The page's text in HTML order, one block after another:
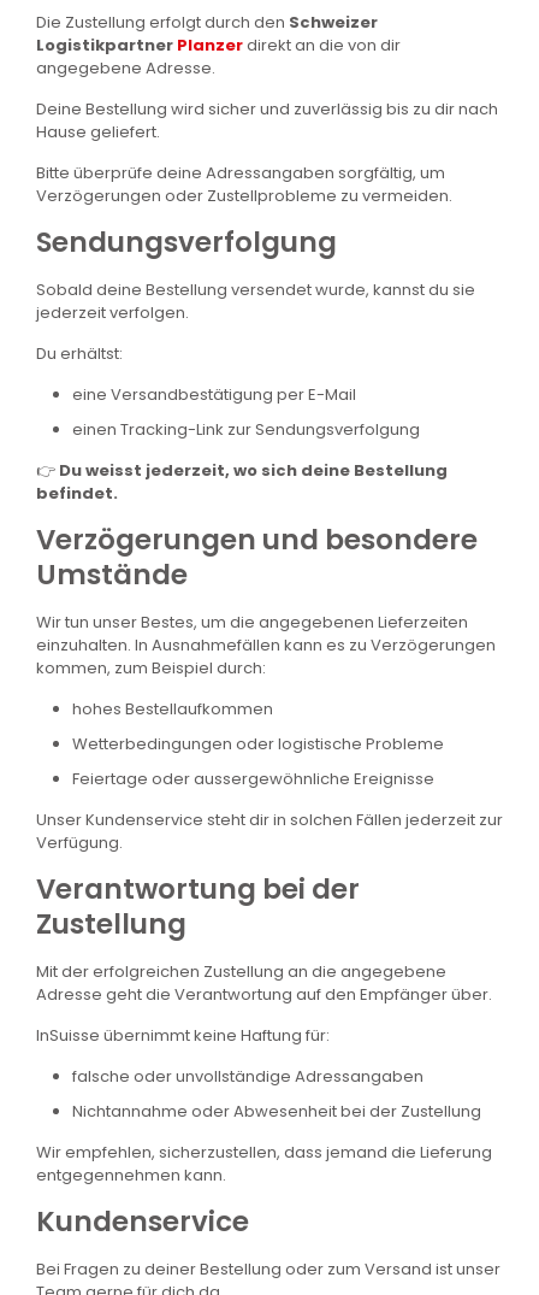
Die Zustellung erfolgt durch den Schweizer
Logistikpartner Planzerdirekt an die von dir
angegebene Adresse.
Deine Bestellung wird sicher und zuverlässig bis zu dir nach
Hause geliefert.
Bitte überprüfe deine Adressangaben sorgfältig, um
Verzögerungen oder Zustellprobleme zu vermeiden.
Sendungsverfolgung
Sobald deine Bestellung versendet wurde, kannst du sie
jederzeit verfolgen.
Du erhältst:
eine Versandbestätigung per E-Mail
einen Tracking-Link zur Sendungsverfolgung
👉 Du weisst jederzeit, wo sich deine Bestellung
befindet.
Verzögerungen und besondere
Umstände
Wir tun unser Bestes, um die angegebenen Lieferzeiten
einzuhalten. In Ausnahmefällen kann es zu Verzögerungen
kommen, zum Beispiel durch:
hohes Bestellaufkommen
Wetterbedingungen oder logistische Probleme
Feiertage oder aussergewöhnliche Ereignisse
Unser Kundenservice steht dir in solchen Fällen jederzeit zur
Verfügung.
Verantwortung bei der
Zustellung
Mit der erfolgreichen Zustellung an die angegebene
Adresse geht die Verantwortung auf den Empfänger über.
InSuisse übernimmt keine Haftung für:
falsche oder unvollständige Adressangaben
Nichtannahme oder Abwesenheit bei der Zustellung
Wir empfehlen, sicherzustellen, dass jemand die Lieferung
entgegennehmen kann.
Kundenservice
Bei Fragen zu deiner Bestellung oder zum Versand ist unser